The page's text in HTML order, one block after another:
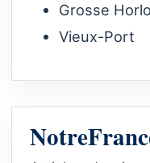
Grosse
Vieux-Port